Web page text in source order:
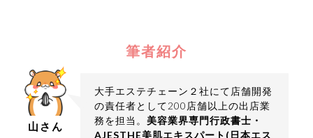
筆者紹介
山さん
大手エステチェーン２社にて店舗開発
の責任者として200店舗以上の出店業
務を担当。 美容業界専門行政書士・
AJESTHE美肌エキスパート(日本エス